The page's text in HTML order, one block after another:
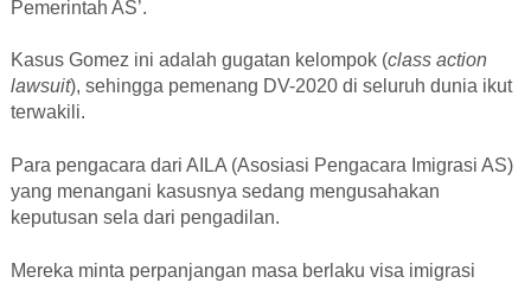
Pemerintah AS’.
Kasus Gomez ini adalah gugatan kelompok (class action
lawsuit), sehingga pemenang DV-2020 di seluruh dunia ikut
terwakili.
Para pengacara dari AILA (Asosiasi Pengacara Imigrasi AS)
yang menangani kasusnya sedang mengusahakan
keputusan sela dari pengadilan.
Mereka minta perpanjangan masa berlaku visa imigrasi